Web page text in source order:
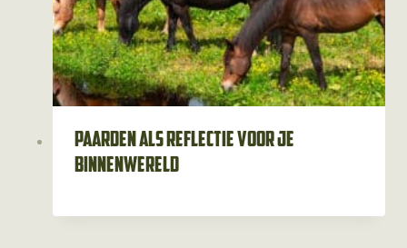
Paarden als reflectie voor je
binnenwereld